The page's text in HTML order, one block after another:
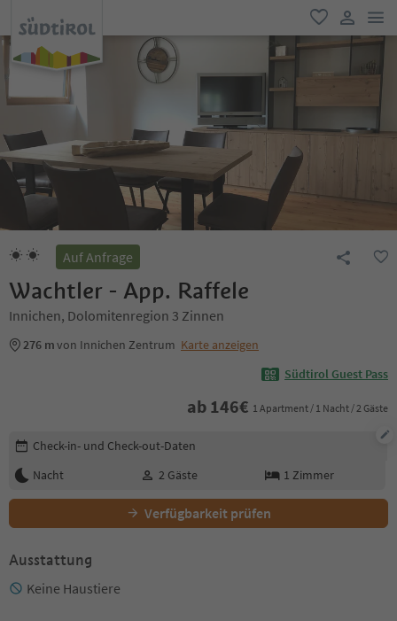
favorit
user link
Auf Anfrage
Wachtler - App. Raffele
Innichen, Dolomitenregion 3 Zinnen
276 mvon Innichen Zentrum Karte anzeigen
Südtirol Guest Pass
ab 146€ 1 Apartment / 1 Nacht / 2 Gäste
Buchungsdetails bearbeiten
Check-in- und Check-out-Daten
Nacht
2 Gäste 1 Zimmer
Verfügbarkeit prüfen
Ausstattung
Keine Haustiere